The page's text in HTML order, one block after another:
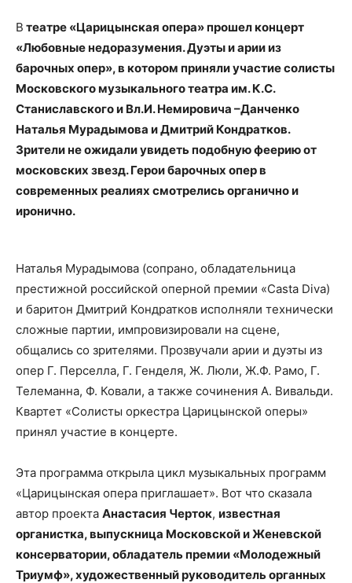
В театре «Царицынская опера» прошел концерт
«Любовные недоразумения. Дуэты и арии из
барочных опер», в котором приняли участие солисты
Московского музыкального театра им. К.С.
Станиславского и Вл.И. Немировича –Данченко
Наталья Мурадымова и Дмитрий Кондратков.
Зрители не ожидали увидеть подобную феерию от
московских звезд. Герои барочных опер в
современных реалиях смотрелись органично и
иронично.
Наталья Мурадымова (сопрано, обладательница
престижной российской оперной премии «Casta Diva)
и баритон Дмитрий Кондратков исполняли технически
сложные партии, импровизировали на сцене,
общались со зрителями. Прозвучали арии и дуэты из
опер Г. Перселла, Г. Генделя, Ж. Люли, Ж.Ф. Рамо, Г.
Телеманна, Ф. Ковали, а также сочинения А. Вивальди.
Квартет «Солисты оркестра Царицынской оперы»
принял участие в концерте.
Эта программа открыла цикл музыкальных программ
«Царицынская опера приглашает». Вот что сказала
автор проекта Анастасия Черток, известная
органистка, выпускница Московской и Женевской
консерватории, обладатель премии «Молодежный
Триумф», художественный руководитель органных